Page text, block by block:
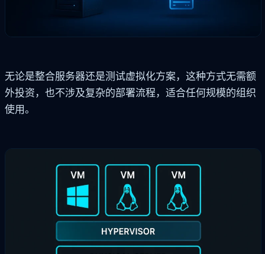
无论是整合服务器还是测试虚拟化方案，这种方式无需额
外投资，也不涉及复杂的部署流程，适合任何规模的组织
使用。